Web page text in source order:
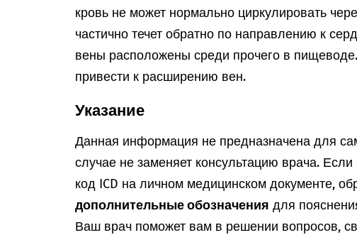
кровь не может нормально циркулировать
частично течет обратно по направлению к
вены расположены среди прочего в
привести к расширению вен.
Указание
Данная информация не предназначена для
случае не заменяет консультацию врача.
код ICD на личном медицинском документе,
дополнительные обозначения для
Ваш врач поможет вам в решении вопросов,